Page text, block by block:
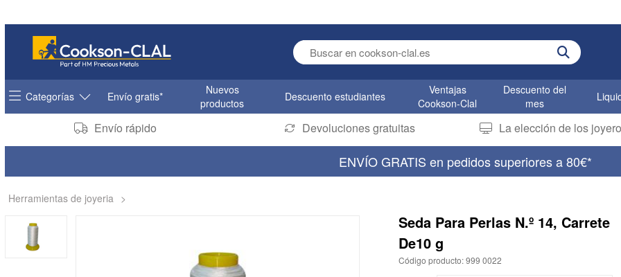
Enter search term
Categorías Envío gratis*
Nuevos
productos
Descuento estudiantes
Ventajas
Cookson-Clal
Descuento del
mes
Envío rápido Devoluciones gratuitas La elección de los
ENVÍO GRATIS en pedidos superiores a 80€*
Herramientas de joyeria >
Seda Para Perlas N.º 14, Carrete
De10 g
Código producto: 999 0022